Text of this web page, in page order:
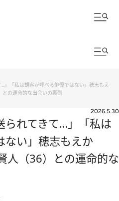
…」「私は観客が呼べる俳優ではない」穂志もえ
の運命的な出会いの裏側
2026.5.30
られてきて…」「私は
ない」穂志もえか
人（36）との運命的な